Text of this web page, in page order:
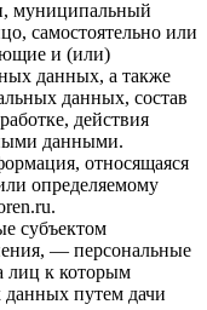
муниципальный
самостоятельно или
и (или)
данных, а также
данных, состав
действия
данными.
относящаяся
определяемому
.
субъектом
— персональные
лиц к которым
данных путем дачи